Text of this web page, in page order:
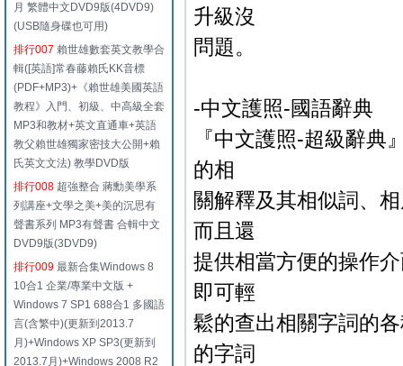
月 繁體中文DVD9版(4DVD9)
(USB隨身碟也可用)
排行007 賴世雄數套英文教學合
輯([英語]常春藤賴氏KK音標
(PDF+MP3)+《賴世雄美國英語
教程》入門、初級、中高級全套
MP3和教材+英文直通車+英語
教父賴世雄獨家密技大公開+賴
氏英文文法) 教學DVD版
排行008 超強整合 蔣勳美學系
列講座+文學之美+美的沉思有
聲書系列 MP3有聲書 合輯中文
DVD9版(3DVD9)
排行009 最新合集Windows 8
10合1 企業/專業中文版 +
Windows 7 SP1 688合1 多國語
言(含繁中)(更新到2013.7
月)+Windows XP SP3(更新到
2013.7月)+Windows 2008 R2
升級沒
問題。
-中文護照-國語辭典
『中文護照-超級辭
的相
關解釋及其相似詞、
而且還
提供相當方便的操作
即可輕
鬆的查出相關字詞的
的字詞